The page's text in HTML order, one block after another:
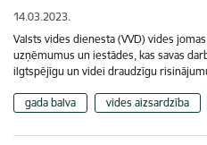
14.03.2023.
Valsts vides dienesta (VVD) vides
uzņēmumus un iestādes, kas savas
ilgtspējīgu un videi draudzīgu
gada balva vides aizsardzība